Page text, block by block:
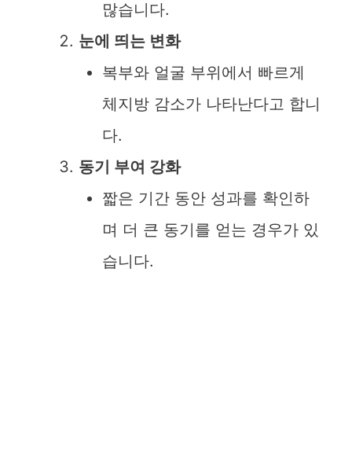
많습니다.
눈에 띄는 변화
복부와 얼굴 부위에서 빠르게
체지방 감소가 나타난다고 합니
다.
동기 부여 강화
짧은 기간 동안 성과를 확인하
며 더 큰 동기를 얻는 경우가 있
습니다.